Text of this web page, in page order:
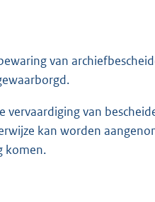
van
vervaardiging van
kan worden
komen.